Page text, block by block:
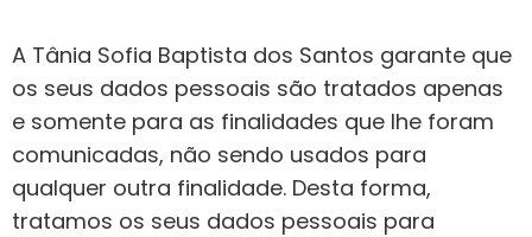
A Tânia Sofia Baptista dos Santos garante que
os seus dados pessoais são tratados apenas
e somente para as finalidades que lhe foram
comunicadas, não sendo usados para
qualquer outra finalidade. Desta forma,
tratamos os seus dados pessoais para